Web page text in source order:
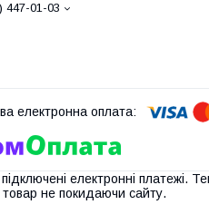
447-01-03
підключені електронні платежі.
не покидаючи сайту.